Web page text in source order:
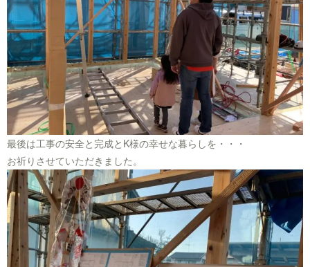
最後は工事の安全と完成とK様の幸せな暮らしを・・・
お祈りさせていただきました。